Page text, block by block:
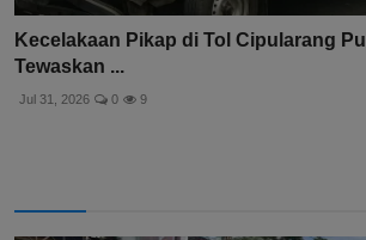
Kecelakaan Pikap di Tol Cipularang
Tewaskan ...
Jul 31, 2026 0 9